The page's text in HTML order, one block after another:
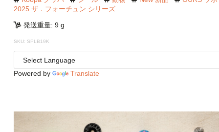
2025 ザ．フォーチュン シリーズ
発送重量: 9 g
SKU: SPLB19K
Powered by Translate